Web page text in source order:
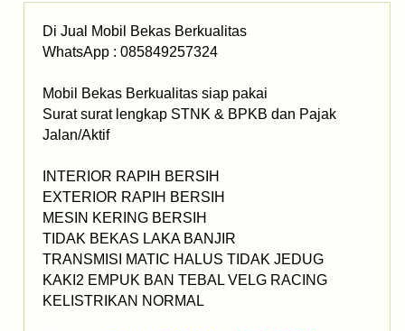
Di Jual Mobil Bekas Berkualitas
WhatsApp : 085849257324
Mobil Bekas Berkualitas siap pakai
Surat surat lengkap STNK & BPKB dan Pajak
Jalan/Aktif
INTERIOR RAPIH BERSIH
EXTERIOR RAPIH BERSIH
MESIN KERING BERSIH
TIDAK BEKAS LAKA BANJIR
TRANSMISI MATIC HALUS TIDAK JEDUG
KAKI2 EMPUK BAN TEBAL VELG RACING
KELISTRIKAN NORMAL